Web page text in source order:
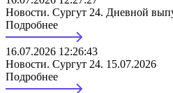
Новости. Сургут 24. Дневной
Подробнее
16.07.2026 12:26:43
Новости. Сургут 24. 15.07.2026
Подробнее